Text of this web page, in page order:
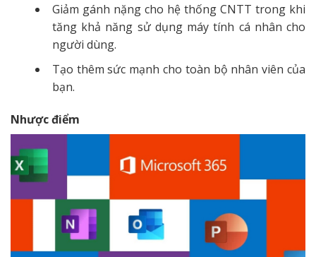
Giảm gánh nặng cho hệ thống CNTT trong khi
tăng khả năng sử dụng máy tính cá nhân cho
người dùng.
Tạo thêm sức mạnh cho toàn bộ nhân viên của
bạn.
Nhược điểm